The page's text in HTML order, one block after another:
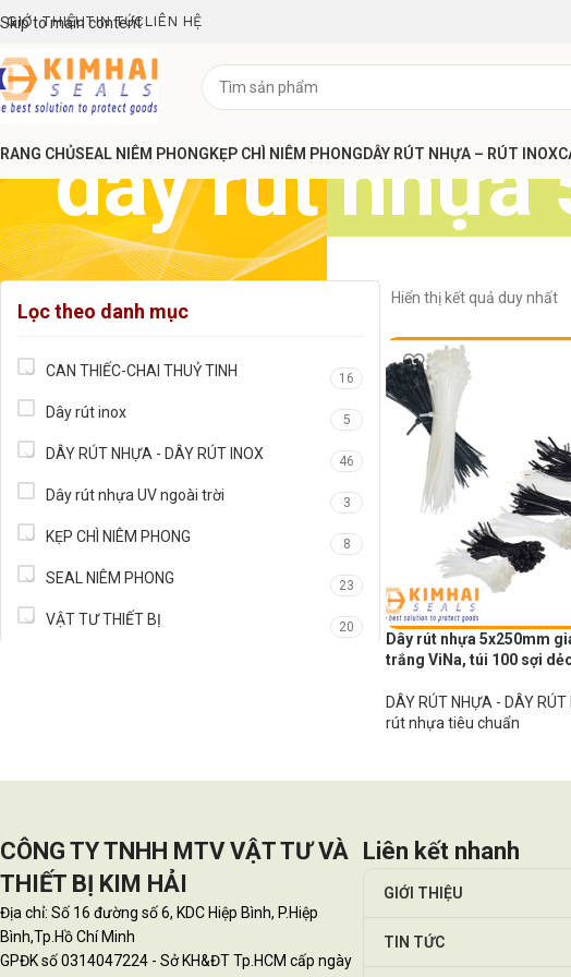
Skip to main content
GIỚI THIỆUTIN TỨC LIÊN HỆ
CHỦSEAL NIÊM PHONGKẸP CHÌ NIÊM PHONGDÂY RÚT NHỰA – RÚT INOX
dây rút nhựa
Lọc theo danh mục
CAN THIẾC-CHAI THUỶ TINH 16
Dây rút inox 5
DÂY RÚT NHỰA - DÂY RÚT INOX 46
Dây rút nhựa UV ngoài trời 3
KẸP CHÌ NIÊM PHONG 8
SEAL NIÊM PHONG 23
VẬT TƯ THIẾT BỊ 20
Hiển thị kết quả duy nhất
Dây rút nhựa 5x250mm
trắng ViNa, túi 100 sợi
DÂY RÚT NHỰA - DÂY RÚT
rút nhựa tiêu chuẩn
CÔNG TY TNHH MTV VẬT TƯ VÀ
THIẾT BỊ KIM HẢI
Địa chỉ: Số 16 đường số 6, KDC Hiệp Bình, P.Hiệp
Bình,Tp.Hồ Chí Minh
GPĐK số 0314047224 - Sở KH&ĐT Tp.HCM cấp ngày
Liên kết nhanh
GIỚI THIỆU
TIN TỨC